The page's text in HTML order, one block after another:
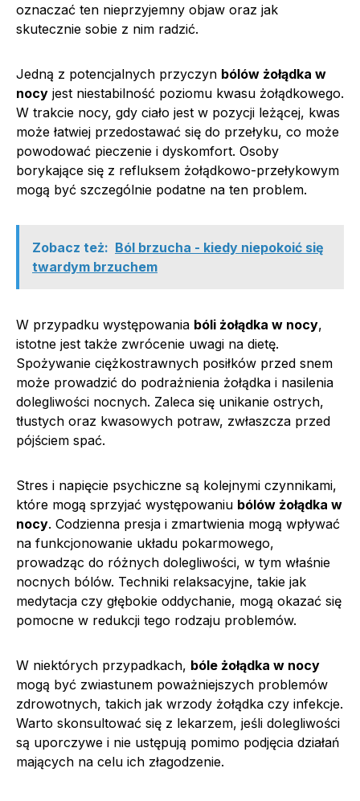
oznaczać ten nieprzyjemny objaw oraz jak
skutecznie sobie z nim radzić.
Jedną z potencjalnych przyczyn bólów żołądka w
nocy jest niestabilność poziomu kwasu żołądkowego.
W trakcie nocy, gdy ciało jest w pozycji leżącej, kwas
może łatwiej przedostawać się do przełyku, co może
powodować pieczenie i dyskomfort. Osoby
borykające się z refluksem żołądkowo-przełykowym
mogą być szczególnie podatne na ten problem.
Zobacz też: Ból brzucha - kiedy niepokoić się
twardym brzuchem
W przypadku występowania bóli żołądka w nocy,
istotne jest także zwrócenie uwagi na dietę.
Spożywanie ciężkostrawnych posiłków przed snem
może prowadzić do podrażnienia żołądka i nasilenia
dolegliwości nocnych. Zaleca się unikanie ostrych,
tłustych oraz kwasowych potraw, zwłaszcza przed
pójściem spać.
Stres i napięcie psychiczne są kolejnymi czynnikami,
które mogą sprzyjać występowaniu bólów żołądka w
nocy. Codzienna presja i zmartwienia mogą wpływać
na funkcjonowanie układu pokarmowego,
prowadząc do różnych dolegliwości, w tym właśnie
nocnych bólów. Techniki relaksacyjne, takie jak
medytacja czy głębokie oddychanie, mogą okazać się
pomocne w redukcji tego rodzaju problemów.
W niektórych przypadkach, bóle żołądka w nocy
mogą być zwiastunem poważniejszych problemów
zdrowotnych, takich jak wrzody żołądka czy infekcje.
Warto skonsultować się z lekarzem, jeśli dolegliwości
są uporczywe i nie ustępują pomimo podjęcia działań
mających na celu ich złagodzenie.